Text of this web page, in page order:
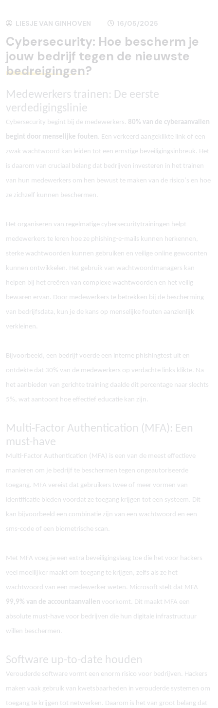
LIESJE VAN GINHOVEN 16/05/2025
Cybersecurity: Hoe bescherm je
jouw bedrijf tegen de nieuwste
bedreigingen?
Medewerkers trainen: De eerste
verdedigingslinie
Cybersecurity begint bij de medewerkers. 80% van de cyberaanvallen
begint door menselijke fouten. Een verkeerd aangeklikte link of een
zwak wachtwoord kan leiden tot een ernstige beveiligingsinbreuk. Het
is daarom van cruciaal belang dat bedrijven investeren in het trainen
van hun medewerkers om hen bewust te maken van de risico s en hoe
ze zichzelf kunnen beschermen.
Het organiseren van regelmatige cybersecuritytrainingen helpt
medewerkers te leren hoe ze phishing-e-mails kunnen herkennen,
sterke wachtwoorden kunnen gebruiken en veilige online gewoonten
kunnen ontwikkelen. Het gebruik van wachtwoordmanagers kan
helpen bij het creëren van complexe wachtwoorden en het veilig
bewaren ervan. Door medewerkers te betrekken bij de bescherming
van bedrijfsdata, kun je de kans op menselijke fouten aanzienlijk
verkleinen.
Bijvoorbeeld, een bedrijf voerde een interne phishingtest uit en
ontdekte dat 30% van de medewerkers op verdachte links klikte. Na
het aanbieden van gerichte training daalde dit percentage naar slechts
5%, wat aantoont hoe effectief educatie kan zijn.
Multi-Factor Authentication (MFA): Een
must-have
Multi-Factor Authentication (MFA) is een van de meest effectieve
manieren om je bedrijf te beschermen tegen ongeautoriseerde
toegang. MFA vereist dat gebruikers twee of meer vormen van
identificatie bieden voordat ze toegang krijgen tot een systeem. Dit
kan bijvoorbeeld een combinatie zijn van een wachtwoord en een
sms-code of een biometrische scan.
Met MFA voeg je een extra beveiligingslaag toe die het voor hackers
veel moeilijker maakt om toegang te krijgen, zelfs als ze het
wachtwoord van een medewerker weten. Microsoft stelt dat MFA
99,9% van de accountaanvallen voorkomt. Dit maakt MFA een
absolute must-have voor bedrijven die hun digitale infrastructuur
willen beschermen.
Software up-to-date houden
Verouderde software vormt een enorm risico voor bedrijven. Hackers
maken vaak gebruik van kwetsbaarheden in verouderde systemen om
toegang te krijgen tot netwerken. Daarom is het van groot belang dat